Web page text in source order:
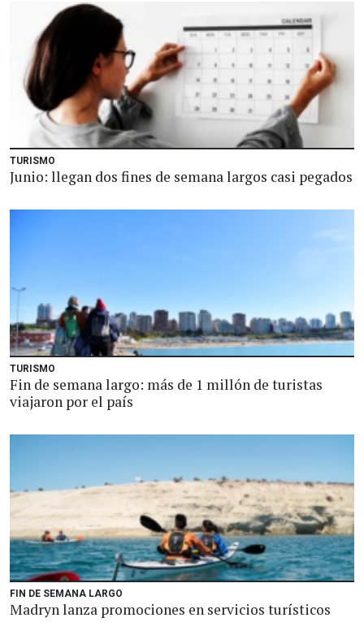
TURISMO
Junio: llegan dos fines de semana largos casi pegados
TURISMO
Fin de semana largo: más de 1 millón de turistas
viajaron por el país
FIN DE SEMANA LARGO
Madryn lanza promociones en servicios turísticos